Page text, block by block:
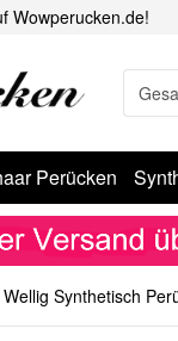
Wowperucken.de!
Perücken
Synthetisch